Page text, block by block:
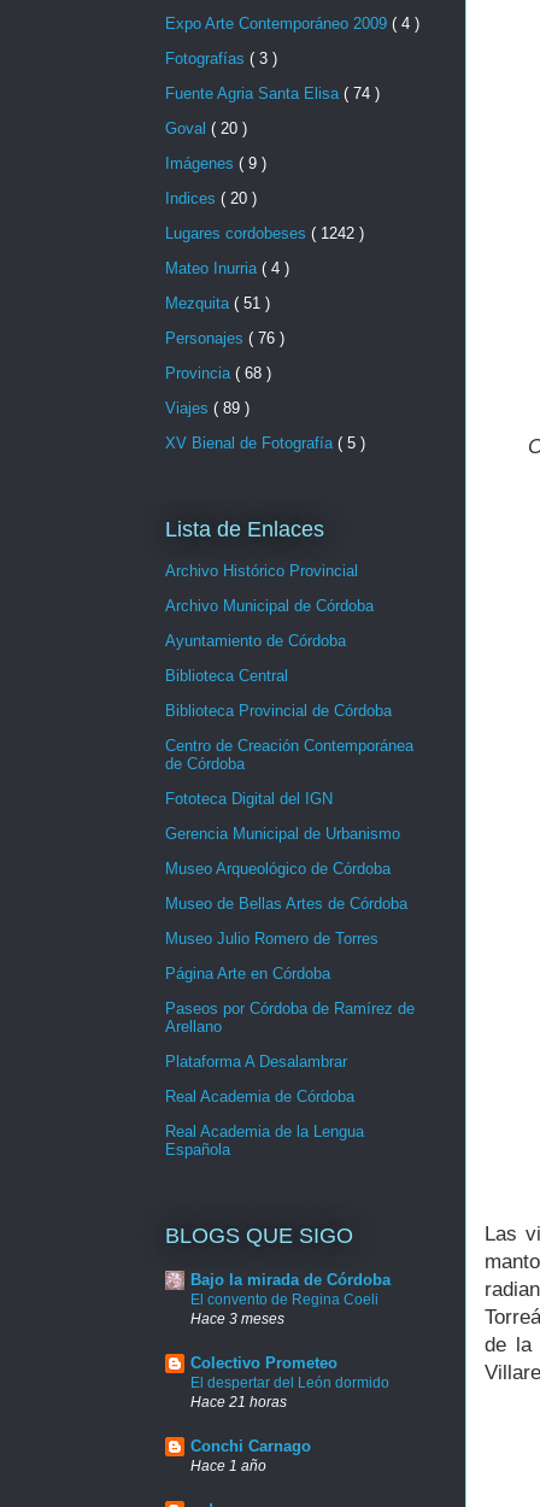
Las
de la
Expo Arte Contemporáneo 2009 ( 4 )
Fotografías ( 3 )
Fuente Agria Santa Elisa ( 74 )
Goval ( 20 )
Imágenes ( 9 )
Indices ( 20 )
Lugares cordobeses ( 1242 )
Mateo Inurria ( 4 )
Mezquita ( 51 )
Personajes ( 76 )
Provincia ( 68 )
Viajes ( 89 )
XV Bienal de Fotografía ( 5 )
Lista de Enlaces
Archivo Histórico Provincial
Archivo Municipal de Córdoba
Ayuntamiento de Córdoba
Biblioteca Central
Biblioteca Provincial de Córdoba
Centro de Creación Contemporánea
de Córdoba
Fototeca Digital del IGN
Gerencia Municipal de Urbanismo
Museo Arqueológico de Córdoba
Museo de Bellas Artes de Córdoba
Museo Julio Romero de Torres
Página Arte en Córdoba
Paseos por Córdoba de Ramírez de
Arellano
Plataforma A Desalambrar
Real Academia de Córdoba
Real Academia de la Lengua
Española
BLOGS QUE SIGO
Bajo la mirada de Córdoba
El convento de Regina Coeli
Hace 3 meses
Colectivo Prometeo
El despertar del León dormido
Hace 21 horas
Conchi Carnago
Hace 1 año